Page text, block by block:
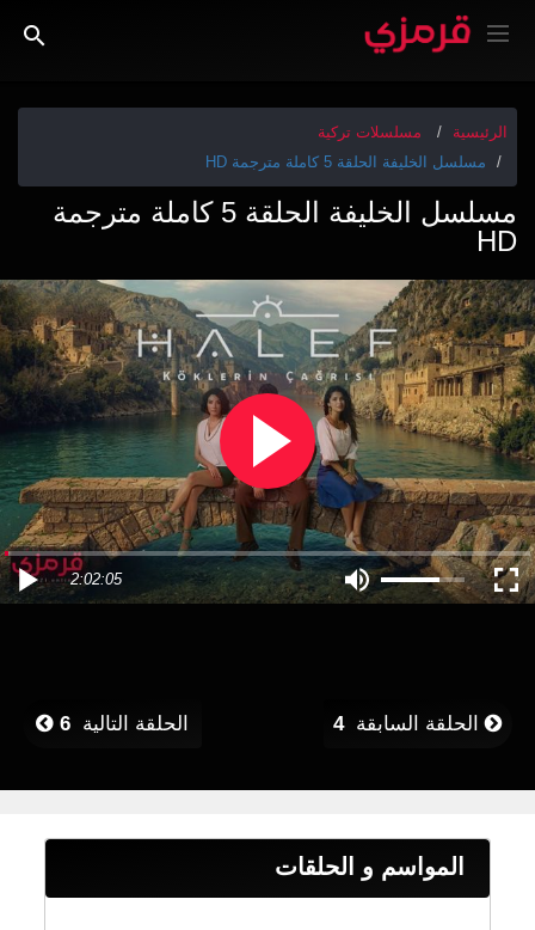
الرئيسية
مسلسلات تركية
مسلسل الخليفة الحلقة 5 كاملة مترجمة HD
مسلسل الخليفة الحلقة 5 كاملة مترجمة
HD
2:02:05
الحلقة السابقة 4 الحلقة التالية 6
المواسم و الحلقات